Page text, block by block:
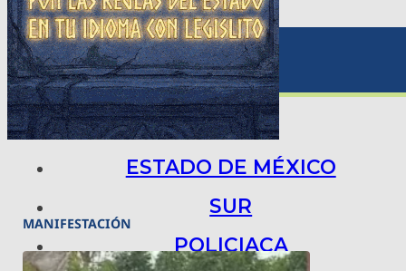
COLUMNAS
BAJO LA LUPA
RASTROS Y ROSTROS
VÍNCULOS ANIMALES
ESTADO DE MÉXICO
SUR
POLICIACA
MANIFESTACIÓN